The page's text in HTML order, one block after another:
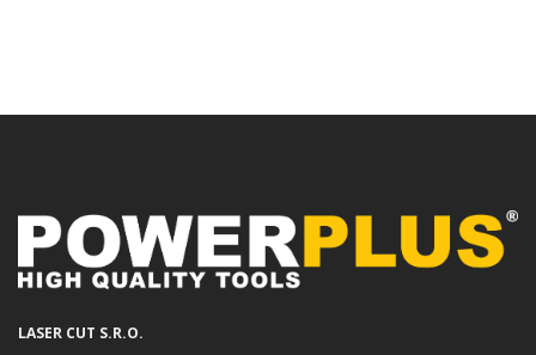
LASER CUT S.R.O.